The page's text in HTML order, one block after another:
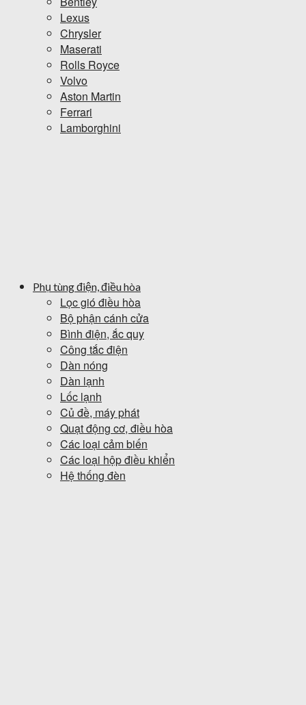
Lexus
Chrysler
Maserati
Rolls Royce
Volvo
Aston Martin
Ferrari
Lamborghini
Phụ tùng điện, điều hòa
Lọc gió điều hòa
Bộ phận cánh cửa
Bình điện, ắc quy
Công tắc điện
Dàn nóng
Dàn lạnh
Lốc lạnh
Củ đề, máy phát
Quạt động cơ, điều hòa
Các loại cảm biến
Các loại hộp điều khiển
Hệ thống đèn